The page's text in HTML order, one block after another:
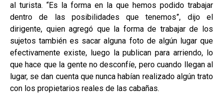
al turista. “Es la forma en la que hemos podido trabajar
dentro de las posibilidades que tenemos”, dijo el
dirigente, quien agregó que la forma de trabajar de los
sujetos también es sacar alguna foto de algún lugar que
efectivamente existe, luego la publican para arriendo, lo
que hace que la gente no desconfíe, pero cuando llegan al
lugar, se dan cuenta que nunca habían realizado algún trato
con los propietarios reales de las cabañas.